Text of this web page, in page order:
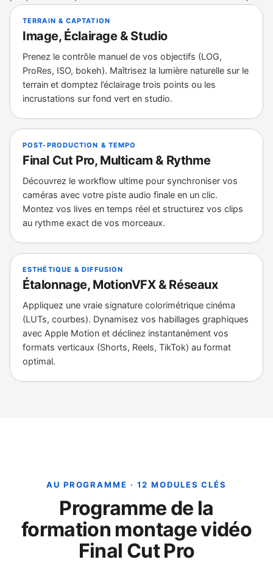
TERRAIN & CAPTATION
Image, Éclairage & Studio
Prenez le contrôle manuel de vos objectifs (LOG,
ProRes, ISO, bokeh). Maîtrisez la lumière naturelle sur le
terrain et domptez l’éclairage trois points ou les
incrustations sur fond vert en studio.
POST-PRODUCTION & TEMPO
Final Cut Pro, Multicam & Rythme
Découvrez le workflow ultime pour synchroniser vos
caméras avec votre piste audio finale en un clic.
Montez vos lives en temps réel et structurez vos clips
au rythme exact de vos morceaux.
ESTHÉTIQUE & DIFFUSION
Étalonnage, MotionVFX & Réseaux
Appliquez une vraie signature colorimétrique cinéma
(LUTs, courbes). Dynamisez vos habillages graphiques
avec Apple Motion et déclinez instantanément vos
formats verticaux (Shorts, Reels, TikTok) au format
optimal.
AU PROGRAMME · 12 MODULES CLÉS
Programme de la
formation montage vidéo
Final Cut Pro